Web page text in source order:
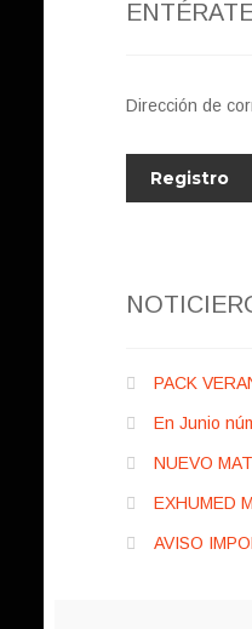
Dirección de
PACK
En Junio
NUEVO
EXHUMED
AVISO